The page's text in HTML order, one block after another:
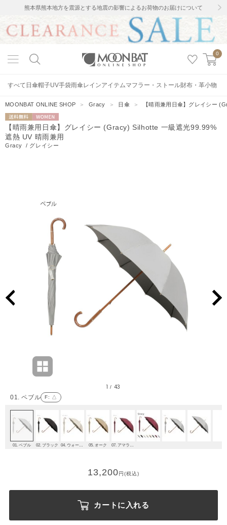
熊本県熊本地方を震源とする地震の影響によるお荷物のお届けについて
0
すべて 日傘帽子UV手袋雨傘レインアイテムマフラー・ストール財布・革小物
MOONBAT ONLINE SHOP ＞Gracy ＞ 日傘 ＞ 【晴雨兼用日傘】グレイシー
送料無料 WOMEN
【晴雨兼用日傘】グレイシー (Gracy) Silhotte 一級遮光99.99%
遮熱 UV 晴雨兼用
Gracy / グレイシー
01. ペブル F: △
1 / 43
01. ペブル 02. ブラック 05. オーク
13,200円(税込)
カートに入れる